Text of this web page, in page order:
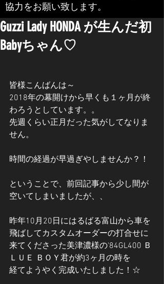
協力をお願い致します。
Guzzi Lady HONDA が生んだ初
Babyちゃん♡
皆様こんばんは～
2018年の幕開けから早くも１ヶ月が終
わろうとしています。。
先週くらい正月だった気がしてなりま
せん。
時間の経過が早過ぎやしませんか？！
ということで、前回記事から少し間が
空いてしまいましたが、、
昨年10月20日にはるばる富山から車を
飛ばしてカスタムオーダーの打合せに
来てくださった美津濃様の'84GL400 Ｂ
ＬＵＥ ＢＯＹ君が約3ヶ月の時を
経てようやく完成いたしました！☆